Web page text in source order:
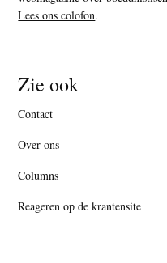
Lees ons colofon.
Zie ook
Contact
Over ons
Columns
Reageren op de krantensite